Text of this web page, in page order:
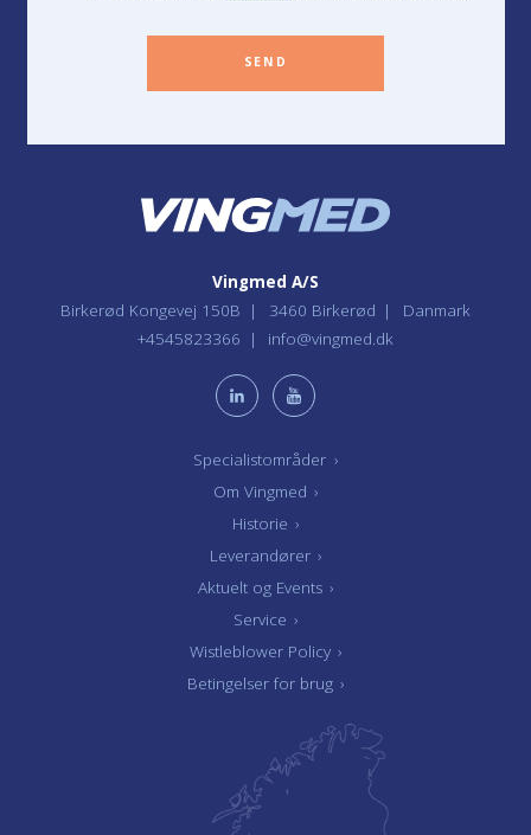
SEND
Specialistområder ›
Om Vingmed ›
Historie ›
Leverandører ›
Aktuelt og Events ›
Service ›
Wistleblower Policy ›
Betingelser for brug ›
Vingmed A/S
Birkerød Kongevej 150B
3460 Birkerød
Danmark
+4545823366
info@vingmed.dk